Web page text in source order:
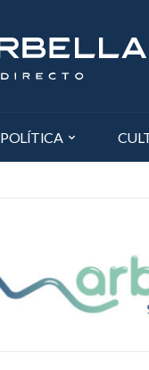
POLÍTICA